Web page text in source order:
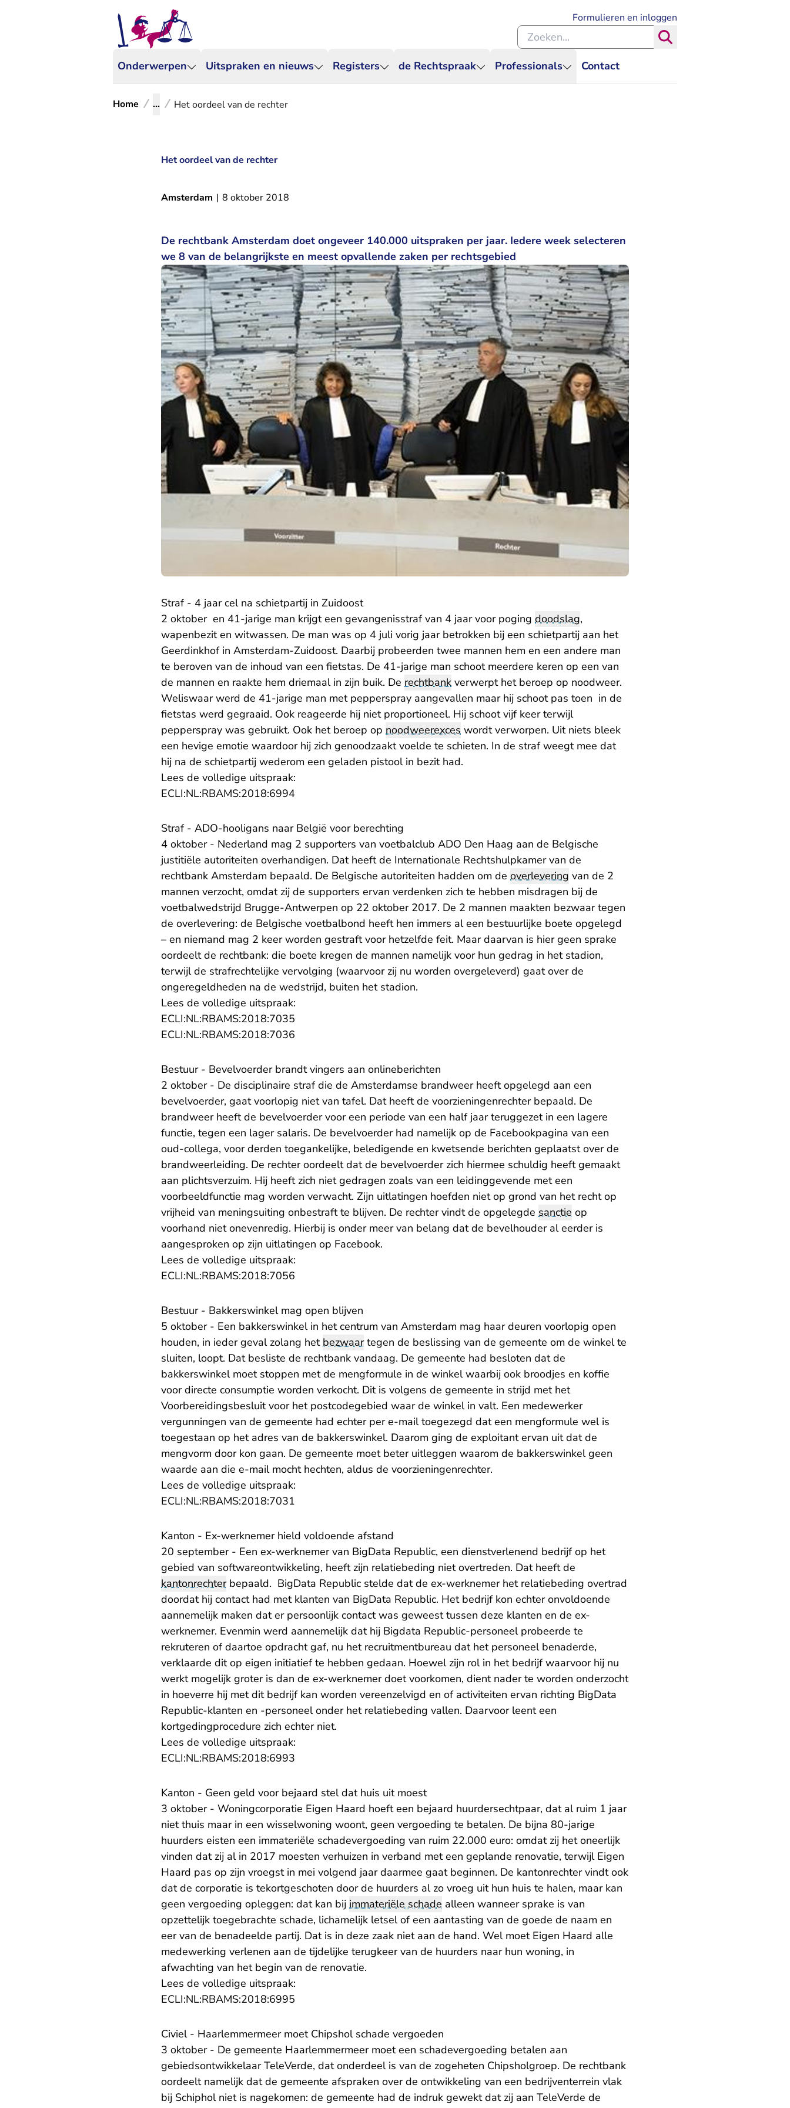
Onderwerpen Uitspraken en nieuws Registers de Rechtspraak Professionals Contact
Formulieren en inloggen
Zoeken binnen de Rechtspraak
Home ... Het oordeel van de rechter
Het oordeel van de rechter
Amsterdam | 8 oktober 2018
De rechtbank Amsterdam doet ongeveer 140.000 uitspraken per jaar. Iedere week selecteren
we 8 van de belangrijkste en meest opvallende zaken per rechtsgebied
Straf - 4 jaar cel na schietpartij in Zuidoost
2 oktober en 41-jarige man krijgt een gevangenisstraf van 4 jaar voor poging doodslag,
wapenbezit en witwassen. De man was op 4 juli vorig jaar betrokken bij een schietpartij aan het
Geerdinkhof in Amsterdam-Zuidoost. Daarbij probeerden twee mannen hem en een andere man
te beroven van de inhoud van een fietstas. De 41-jarige man schoot meerdere keren op een van
de mannen en raakte hem driemaal in zijn buik. De rechtbank verwerpt het beroep op noodweer.
Weliswaar werd de 41-jarige man met pepperspray aangevallen maar hij schoot pas toen in de
fietstas werd gegraaid. Ook reageerde hij niet proportioneel. Hij schoot vijf keer terwijl
pepperspray was gebruikt. Ook het beroep op noodweerexces wordt verworpen. Uit niets bleek
een hevige emotie waardoor hij zich genoodzaakt voelde te schieten. In de straf weegt mee dat
hij na de schietpartij wederom een geladen pistool in bezit had.
Lees de volledige uitspraak:
ECLI:NL:RBAMS:2018:6994
Straf - ADO-hooligans naar België voor berechting
4 oktober - Nederland mag 2 supporters van voetbalclub ADO Den Haag aan de Belgische
justitiële autoriteiten overhandigen. Dat heeft de Internationale Rechtshulpkamer van de
rechtbank Amsterdam bepaald. De Belgische autoriteiten hadden om de overlevering van de 2
mannen verzocht, omdat zij de supporters ervan verdenken zich te hebben misdragen bij de
voetbalwedstrijd Brugge-Antwerpen op 22 oktober 2017. De 2 mannen maakten bezwaar tegen
de overlevering: de Belgische voetbalbond heeft hen immers al een bestuurlijke boete opgelegd
– en niemand mag 2 keer worden gestraft voor hetzelfde feit. Maar daarvan is hier geen sprake
oordeelt de rechtbank: die boete kregen de mannen namelijk voor hun gedrag in het stadion,
terwijl de strafrechtelijke vervolging (waarvoor zij nu worden overgeleverd) gaat over de
ongeregeldheden na de wedstrijd, buiten het stadion.
Lees de volledige uitspraak:
ECLI:NL:RBAMS:2018:7035
ECLI:NL:RBAMS:2018:7036
Bestuur - Bevelvoerder brandt vingers aan onlineberichten
2 oktober - De disciplinaire straf die de Amsterdamse brandweer heeft opgelegd aan een
bevelvoerder, gaat voorlopig niet van tafel. Dat heeft de voorzieningenrechter bepaald. De
brandweer heeft de bevelvoerder voor een periode van een half jaar teruggezet in een lagere
functie, tegen een lager salaris. De bevelvoerder had namelijk op de Facebookpagina van een
oud-collega, voor derden toegankelijke, beledigende en kwetsende berichten geplaatst over de
brandweerleiding. De rechter oordeelt dat de bevelvoerder zich hiermee schuldig heeft gemaakt
aan plichtsverzuim. Hij heeft zich niet gedragen zoals van een leidinggevende met een
voorbeeldfunctie mag worden verwacht. Zijn uitlatingen hoefden niet op grond van het recht op
vrijheid van meningsuiting onbestraft te blijven. De rechter vindt de opgelegde sanctie op
voorhand niet onevenredig. Hierbij is onder meer van belang dat de bevelhouder al eerder is
aangesproken op zijn uitlatingen op Facebook.
Lees de volledige uitspraak:
ECLI:NL:RBAMS:2018:7056
Bestuur - Bakkerswinkel mag open blijven
5 oktober - Een bakkerswinkel in het centrum van Amsterdam mag haar deuren voorlopig open
houden, in ieder geval zolang hetbezwaartegen de beslissing van de gemeente om de winkel te
sluiten, loopt. Dat besliste de rechtbank vandaag. De gemeente had besloten dat de
bakkerswinkel moet stoppen met de mengformule in de winkel waarbij ook broodjes en koffie
voor directe consumptie worden verkocht. Dit is volgens de gemeente in strijd met het
Voorbereidingsbesluit voor het postcodegebied waar de winkel in valt. Een medewerker
vergunningen van de gemeente had echter per e-mail toegezegd dat een mengformule wel is
toegestaan op het adres van de bakkerswinkel. Daarom ging de exploitant ervan uit dat de
mengvorm door kon gaan. De gemeente moet beter uitleggen waarom de bakkerswinkel geen
waarde aan die e-mail mocht hechten, aldus de voorzieningenrechter.
Lees de volledige uitspraak:
ECLI:NL:RBAMS:2018:7031
Kanton - Ex-werknemer hield voldoende afstand
20 september - Een ex-werknemer van BigData Republic, een dienstverlenend bedrijf op het
gebied van softwareontwikkeling, heeft zijn relatiebeding niet overtreden. Dat heeft de
kantonrechterbepaald. BigData Republic stelde dat de ex-werknemer het relatiebeding overtrad
doordat hij contact had met klanten van BigData Republic. Het bedrijf kon echter onvoldoende
aannemelijk maken dat er persoonlijk contact was geweest tussen deze klanten en de ex-
werknemer. Evenmin werd aannemelijk dat hij Bigdata Republic-personeel probeerde te
rekruteren of daartoe opdracht gaf, nu het recruitmentbureau dat het personeel benaderde,
verklaarde dit op eigen initiatief te hebben gedaan. Hoewel zijn rol in het bedrijf waarvoor hij nu
werkt mogelijk groter is dan de ex-werknemer doet voorkomen, dient nader te worden onderzocht
in hoeverre hij met dit bedrijf kan worden vereenzelvigd en of activiteiten ervan richting BigData
Republic-klanten en -personeel onder het relatiebeding vallen. Daarvoor leent een
kortgedingprocedure zich echter niet.
Lees de volledige uitspraak:
ECLI:NL:RBAMS:2018:6993
Kanton - Geen geld voor bejaard stel dat huis uit moest
3 oktober - Woningcorporatie Eigen Haard hoeft een bejaard huurdersechtpaar, dat al ruim 1 jaar
niet thuis maar in een wisselwoning woont, geen vergoeding te betalen. De bijna 80-jarige
huurders eisten een immateriële schadevergoeding van ruim 22.000 euro: omdat zij het oneerlijk
vinden dat zij al in 2017 moesten verhuizen in verband met een geplande renovatie, terwijl Eigen
Haard pas op zijn vroegst in mei volgend jaar daarmee gaat beginnen. De kantonrechter vindt ook
dat de corporatie is tekortgeschoten door de huurders al zo vroeg uit hun huis te halen, maar kan
geen vergoeding opleggen: dat kan bij immateriële schade alleen wanneer sprake is van
opzettelijk toegebrachte schade, lichamelijk letsel of een aantasting van de goede de naam en
eer van de benadeelde partij. Dat is in deze zaak niet aan de hand. Wel moet Eigen Haard alle
medewerking verlenen aan de tijdelijke terugkeer van de huurders naar hun woning, in
afwachting van het begin van de renovatie.
Lees de volledige uitspraak:
ECLI:NL:RBAMS:2018:6995
Civiel - Haarlemmermeer moet Chipshol schade vergoeden
3 oktober - De gemeente Haarlemmermeer moet een schadevergoeding betalen aan
gebiedsontwikkelaar TeleVerde, dat onderdeel is van de zogeheten Chipsholgroep. De rechtbank
oordeelt namelijk dat de gemeente afspraken over de ontwikkeling van een bedrijventerrein vlak
bij Schiphol niet is nagekomen: de gemeente had de indruk gewekt dat zij aan TeleVerde de